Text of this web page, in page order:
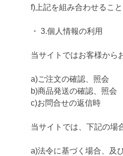
f)上記を組み合わせるこ
・ 3.個人情報の利用
当サイトではお客様から
a)ご注文の確認、照会
b)商品発送の確認、照会
c)お問合せの返信時
当サイトでは、下記の場
a)法令に基づく場合、及